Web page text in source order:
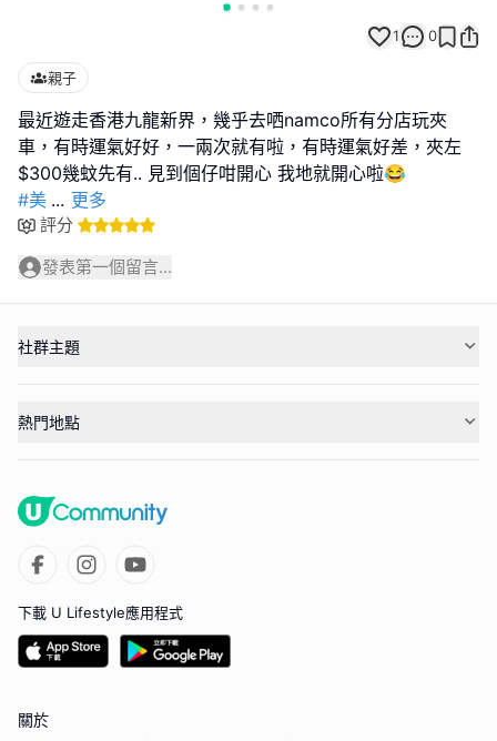
1 0
親子
最近遊走香港九龍新界，幾乎去哂namco所有分店玩夾
車，有時運氣好好，一兩次就有啦，有時運氣好差，夾左
#美 ... 更多
評分
發表第一個留言...
社群主題
熱門地點
下載 U Lifestyle應用程式
關於